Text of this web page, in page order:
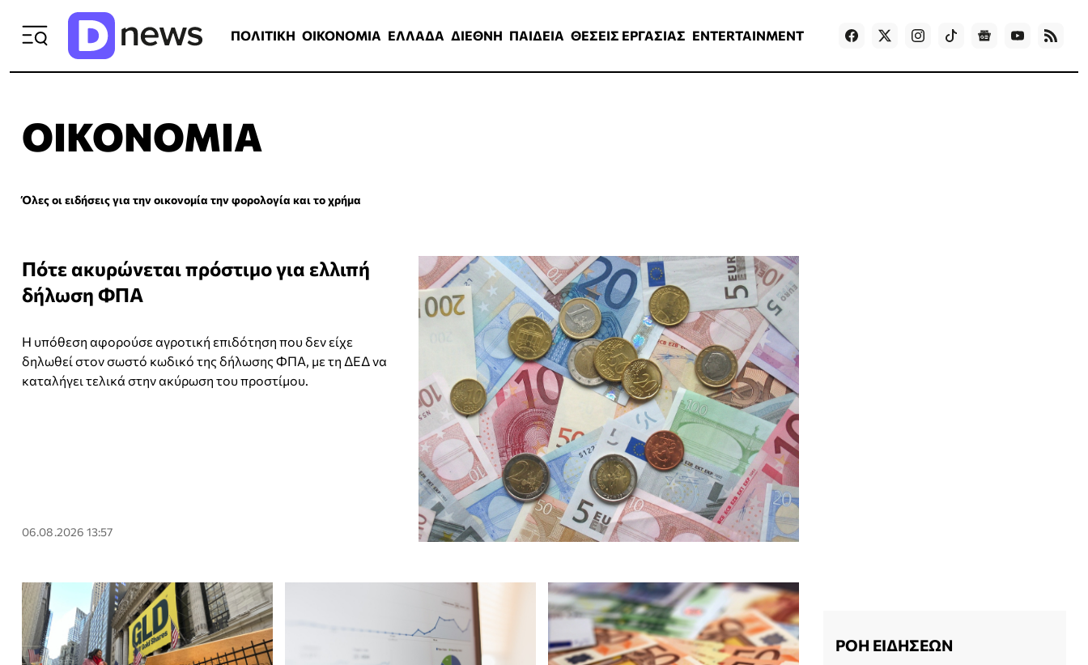
ΠΟΛΙΤΙΚΗ ΟΙΚΟΝΟΜΙΑ ΕΛΛΑΔΑ ΔΙΕΘΝΗ ΠΑΙΔΕΙΑ ΘΕΣΕΙΣ ΕΡΓΑΣΙΑΣ ENTERTAINMENT Games
ΟΙΚΟΝΟΜΊΑ
Όλες οι ειδήσεις για την οικονομία την φορολογία και το χρήμα
Πότε ακυρώνεται πρόστιμο για ελλιπή
δήλωση ΦΠΑ
Η υπόθεση αφορούσε αγροτική επιδότηση που δεν είχε
δηλωθεί στον σωστό κωδικό της δήλωσης ΦΠΑ, με τη ΔΕΔ να
καταλήγει τελικά στην ακύρωση του προστίμου.
06.08.2026 13:57
ΡΟΗ ΕΙΔΗΣΕΩΝ